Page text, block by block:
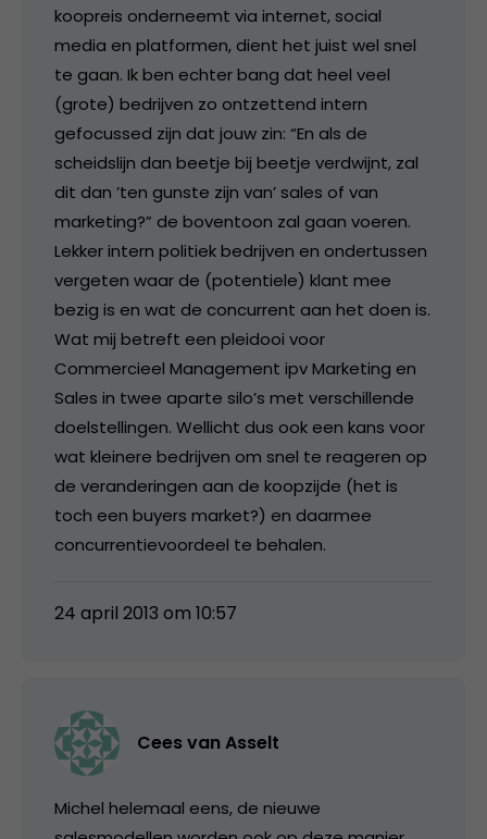
koopreis onderneemt via internet, social
media en platformen, dient het juist wel snel
te gaan. Ik ben echter bang dat heel veel
(grote) bedrijven zo ontzettend intern
gefocussed zijn dat jouw zin: “En als de
scheidslijn dan beetje bij beetje verdwijnt, zal
dit dan ’ten gunste zijn van’ sales of van
marketing?” de boventoon zal gaan voeren.
Lekker intern politiek bedrijven en ondertussen
vergeten waar de (potentiele) klant mee
bezig is en wat de concurrent aan het doen is.
Wat mij betreft een pleidooi voor
Commercieel Management ipv Marketing en
Sales in twee aparte silo’s met verschillende
doelstellingen. Wellicht dus ook een kans voor
wat kleinere bedrijven om snel te reageren op
de veranderingen aan de koopzijde (het is
toch een buyers market?) en daarmee
concurrentievoordeel te behalen.
24 april 2013 om 10:57
Cees van Asselt
Michel helemaal eens, de nieuwe